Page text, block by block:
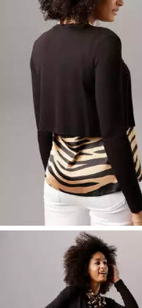
ANISTON SELECTED
Bolero mit funkelndem
Verschlussknopf
UVP 29,99 €